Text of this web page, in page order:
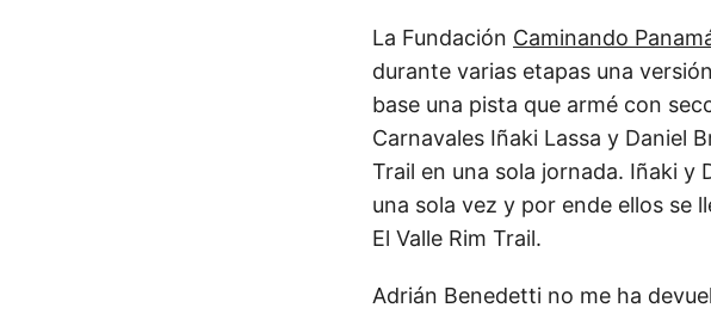
La Fundación Caminando
durante varias etapas una
base una pista que armé con
Carnavales Iñaki Lassa y Daniel
Trail en una sola jornada. Iñaki y
una sola vez y por ende ellos se
El Valle Rim Trail.
Adrián Benedetti no me ha